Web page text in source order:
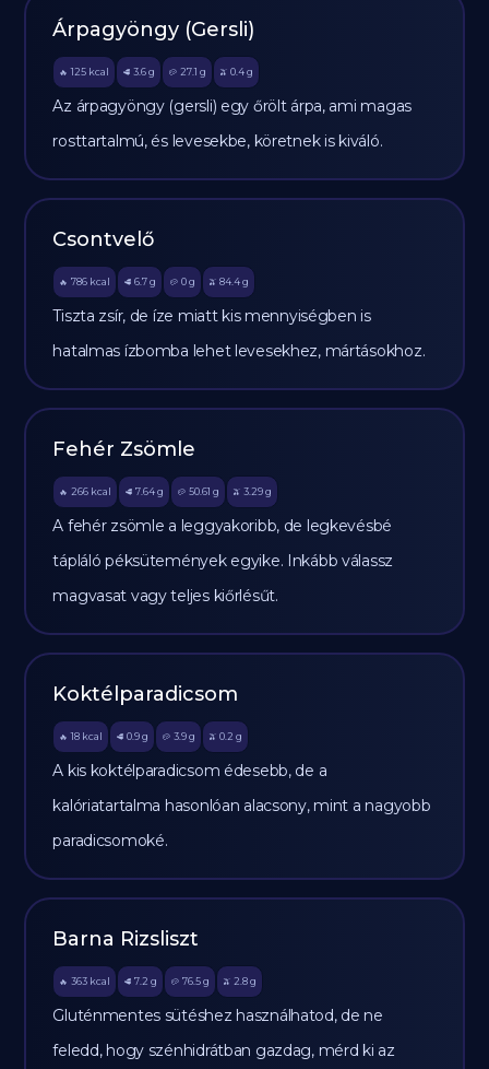
Árpagyöngy (Gersli)
🔥 125 kcal 🥩 3.6 g 🥔 27.1 g 🫒 0.4 g
Az árpagyöngy (gersli) egy őrölt árpa, ami magas
rosttartalmú, és levesekbe, köretnek is kiváló.
Csontvelő
🔥 786 kcal 🥩 6.7 g 🥔 0g 🫒 84.4 g
Tiszta zsír, de íze miatt kis mennyiségben is
hatalmas ízbomba lehet levesekhez, mártásokhoz.
Fehér Zsömle
🔥 266 kcal 🥩 7.64 g 🥔 50.61 g 🫒 3.29 g
A fehér zsömle a leggyakoribb, de legkevésbé
tápláló péksütemények egyike. Inkább válassz
magvasat vagy teljes kiőrlésűt.
Koktélparadicsom
🔥 18 kcal 🥩 0.9 g 🥔 3.9g 🫒 0.2 g
A kis koktélparadicsom édesebb, de a
kalóriatartalma hasonlóan alacsony, mint a nagyobb
paradicsomoké.
Barna Rizsliszt
🔥 363 kcal 🥩 7.2 g 🥔 76.5g 🫒 2.8 g
Gluténmentes sütéshez használhatod, de ne
feledd, hogy szénhidrátban gazdag, mérd ki az